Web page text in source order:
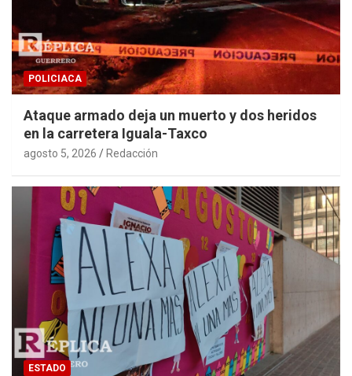
POLICIACA
Ataque armado deja un muerto y dos heridos
en la carretera Iguala-Taxco
agosto 5, 2026 Redacción
ESTADO